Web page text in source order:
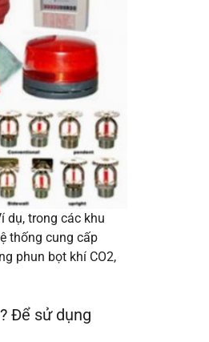
dụ, trong các khu
thống cung cấp
phun bọt khí CO2,
Để sử dụng